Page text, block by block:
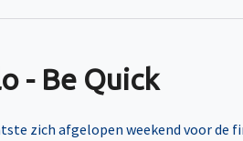
- Be Quick
zich afgelopen weekend voor de